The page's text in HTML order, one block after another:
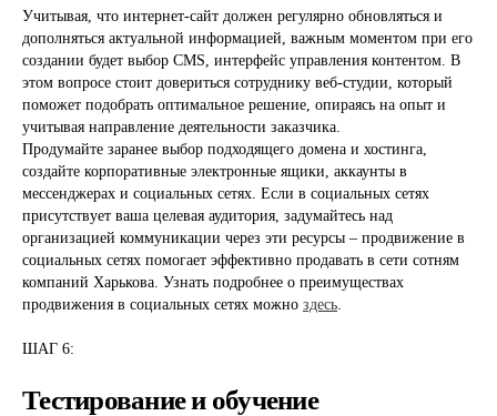
Учитывая, что интернет-сайт должен регулярно обновляться и
дополняться актуальной информацией, важным моментом при его
создании будет выбор CMS, интерфейс управления контентом. В
этом вопросе стоит довериться сотруднику веб-студии, который
поможет подобрать оптимальное решение, опираясь на опыт и
учитывая направление деятельности заказчика.
Продумайте заранее выбор подходящего домена и хостинга,
создайте корпоративные электронные ящики, аккаунты в
мессенджерах и социальных сетях. Если в социальных сетях
присутствует ваша целевая аудитория, задумайтесь над
организацией коммуникации через эти ресурсы – продвижение в
социальных сетях помогает эффективно продавать в сети сотням
компаний Харькова. Узнать подробнее о преимуществах
продвижения в социальных сетях можно здесь.
ШАГ 6:
Тестирование и обучение